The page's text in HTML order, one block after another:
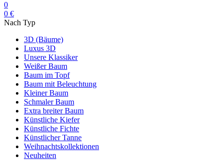
0
0 €
Nach Typ
3D (Bäume)
Luxus 3D
Unsere Klassiker
Weißer Baum
Baum im Topf
Baum mit Beleuchtung
Kleiner Baum
Schmaler Baum
Extra breiter Baum
Künstliche Kiefer
Künstliche Fichte
Künstlicher Tanne
Weihnachtskollektionen
Neuheiten